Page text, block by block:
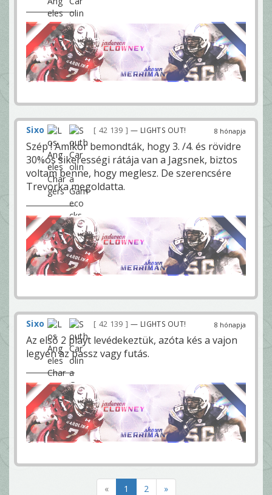
8 hónapja
Sixo 42 139 — LIGHTS OUT!
Szép ! Amikor bemondták, hogy 3. /4. és rövidre
30%os sikerességi rátája van a Jagsnek, biztos
voltam benne, hogy meglesz. De szerencsére
Trevorka megoldatta.
8 hónapja
Sixo 42 139 — LIGHTS OUT!
Az első 2 playt levédekeztük, azóta kés a vajon
legyen az passz vagy futás.
« 1 2 »